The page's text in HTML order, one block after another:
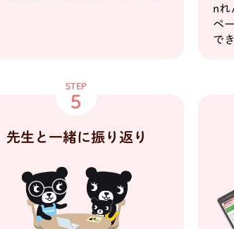
nれ
ペ
で
STEP
5
先生と一緒に振り返り